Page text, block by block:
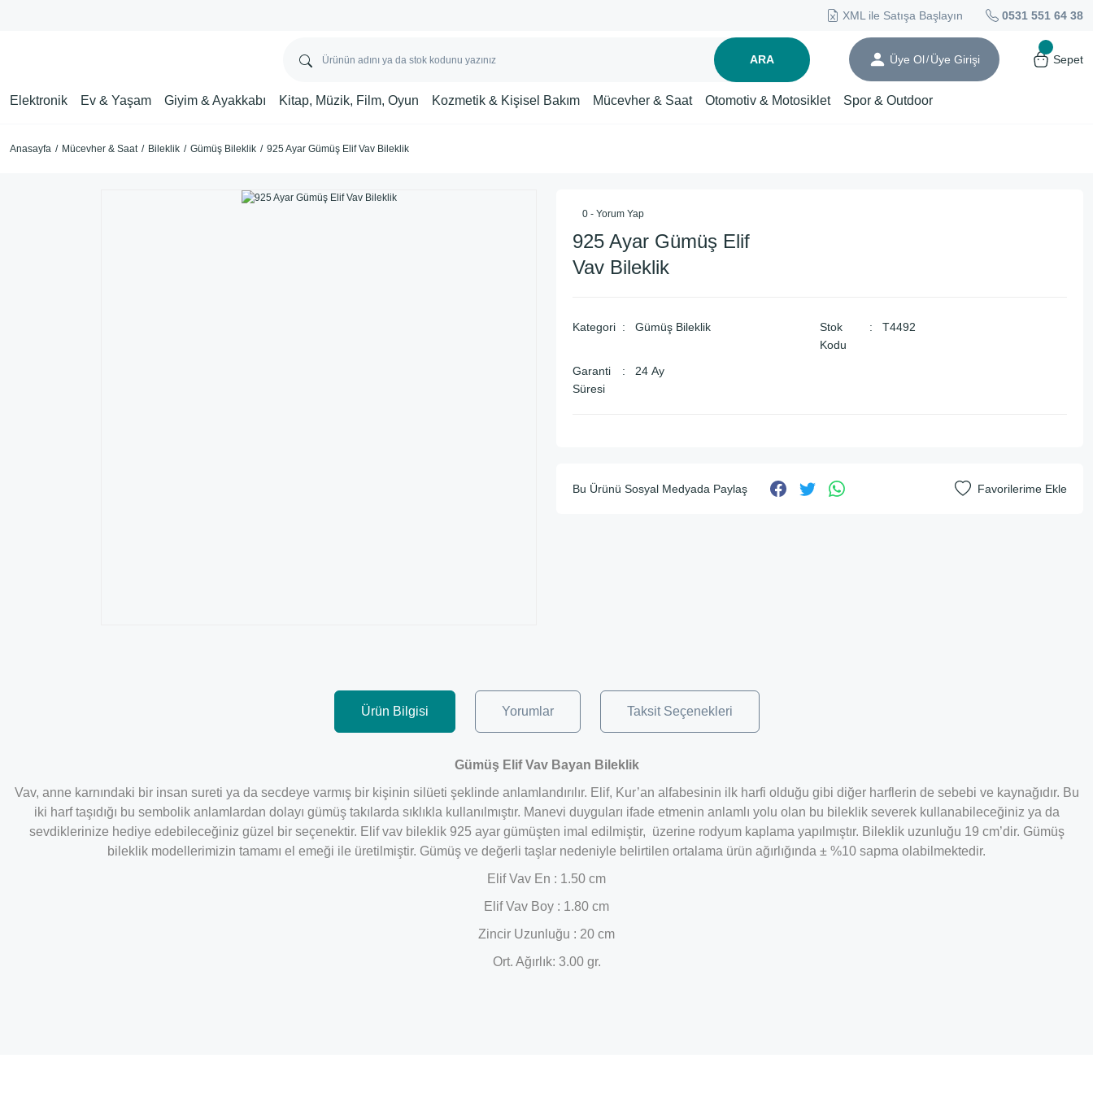
XML ile Satışa Başlayın 0531 551 64 38
ARA Üye Ol/ Üye Girişi Sepet
Elektronik Ev & Yaşam Giyim & Ayakkabı Kitap, Müzik, Film, Oyun Kozmetik & Kişisel Bakım Mücevher & Saat Otomotiv & Motosiklet Spor & Outdoor
Anasayfa Mücevher & Saat Bileklik Gümüş Bileklik 925 Ayar Gümüş Elif Vav Bileklik
0 - Yorum Yap
925 Ayar Gümüş Elif
Vav Bileklik
Kategori Gümüş Bileklik
Stok
Kodu
T4492
Garanti
Süresi
24 Ay
Bu Ürünü Sosyal Medyada Paylaş
Ürün Bilgisi Yorumlar Taksit Seçenekleri
Gümüş Elif Vav Bayan Bileklik
Vav, anne karnındaki bir insan sureti ya da secdeye varmış bir kişinin silüeti şeklinde anlamlandırılır. Elif, Kur’an alfabesinin ilk harfi olduğu gibi diğer harflerin de sebebi ve kaynağıdır. Bu
iki harf taşıdığı bu sembolik anlamlardan dolayı gümüş takılarda sıklıkla kullanılmıştır. Manevi duyguları ifade etmenin anlamlı yolu olan bu bileklik severek kullanabileceğiniz ya da
sevdiklerinize hediye edebileceğiniz güzel bir seçenektir. Elif vav bileklik 925 ayar gümüşten imal edilmiştir, üzerine rodyum kaplama yapılmıştır. Bileklik uzunluğu 19 cm’dir. Gümüş
bileklik modellerimizin tamamı el emeği ile üretilmiştir. Gümüş ve değerli taşlar nedeniyle belirtilen ortalama ürün ağırlığında ± %10 sapma olabilmektedir.
Elif Vav En : 1.50 cm
Elif Vav Boy : 1.80 cm
Zincir Uzunluğu : 20 cm
Ort. Ağırlık: 3.00 gr.